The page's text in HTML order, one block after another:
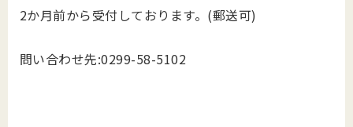
2か月前から受付しております。(郵送可)
問い合わせ先:0299-58-5102